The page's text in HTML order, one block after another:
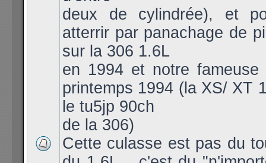
deux de cylindrée), et
atterrir par panachage de
sur la 306 1.6L
en 1994 et notre
printemps 1994 (la XS/ XT
le tu5jp 90ch
de la 306)
Cette culasse est pas du